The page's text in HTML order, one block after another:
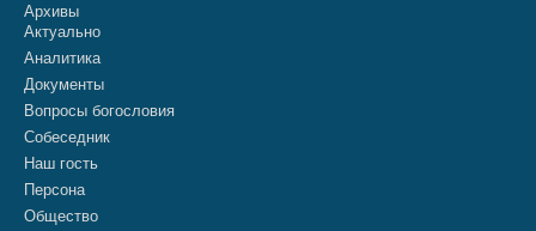
Архивы
Актуально
Аналитика
Документы
Вопросы богословия
Собеседник
Наш гость
Персона
Общество